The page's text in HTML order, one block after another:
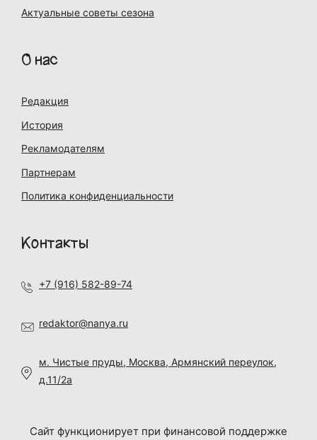
Актуальные советы сезона
О нас
Редакция
История
Рекламодателям
Партнерам
Политика конфиденциальности
Контакты
+7 (916) 582-89-74
redaktor@nanya.ru
м. Чистые пруды, Москва, Армянский переулок,
д.11/2а
Сайт функционирует при финансовой поддержке